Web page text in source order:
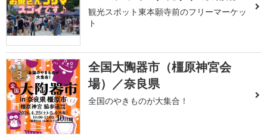
観光スポット東本願寺前のフリーマーケッ
ト
3
全国大陶器市（橿原神宮会
場）／奈良県
全国のやきものが大集合！